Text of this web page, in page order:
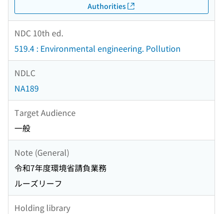
Authorities
NDC 10th ed.
519.4 : Environmental engineering. Pollution
NDLC
NA189
Target Audience
一般
Note (General)
令和7年度環境省請負業務
ルーズリーフ
Holding library